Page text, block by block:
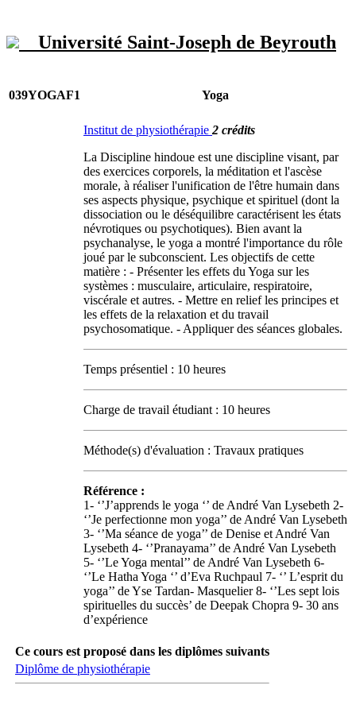
Université Saint-Joseph de Beyrouth
039YOGAF1 Yoga
Institut de physiothérapie 2 crédits
La Discipline hindoue est une discipline visant, par
des exercices corporels, la méditation et l'ascèse
morale, à réaliser l'unification de l'être humain dans
ses aspects physique, psychique et spirituel (dont la
dissociation ou le déséquilibre caractérisent les états
névrotiques ou psychotiques). Bien avant la
psychanalyse, le yoga a montré l'importance du rôle
joué par le subconscient. Les objectifs de cette
matière : - Présenter les effets du Yoga sur les
systèmes : musculaire, articulaire, respiratoire,
viscérale et autres. - Mettre en relief les principes et
les effets de la relaxation et du travail
psychosomatique. - Appliquer des séances globales.
Temps présentiel : 10 heures
Charge de travail étudiant : 10 heures
Méthode(s) d'évaluation : Travaux pratiques
Référence :
1- ‘’J’apprends le yoga ‘’ de André Van Lysebeth 2-
‘’Je perfectionne mon yoga’’ de André Van Lysebeth
3- ‘’Ma séance de yoga’’ de Denise et André Van
Lysebeth 4- ‘’Pranayama’’ de André Van Lysebeth
5- ‘’Le Yoga mental’’ de André Van Lysebeth 6-
‘’Le Hatha Yoga ‘’ d’Eva Ruchpaul 7- ‘’ L’esprit du
yoga’’ de Yse Tardan- Masquelier 8- ‘’Les sept lois
spirituelles du succès’ de Deepak Chopra 9- 30 ans
d’expérience
Ce cours est proposé dans les diplômes suivants
Diplôme de physiothérapie